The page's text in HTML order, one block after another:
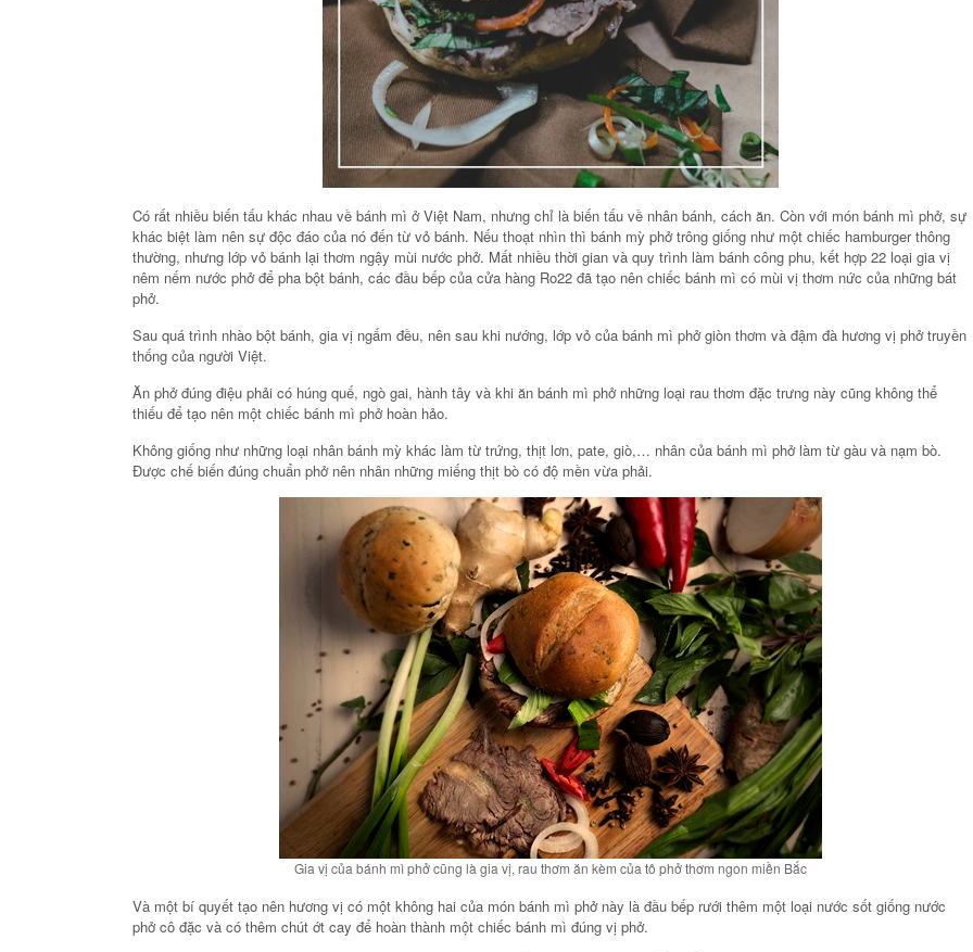
Có rất nhiều biến tấu khác nhau về bánh mì ở Việt Nam, nhưng chỉ là biến tấu về nhân bánh, cách ăn. Còn với món bánh mì phở, sự
khác biệt làm nên sự độc đáo của nó đến từ vỏ bánh. Nếu thoạt nhìn thì bánh mỳ phở trông giống như một chiếc hamburger thông
thường, nhưng lớp vỏ bánh lại thơm ngậy mùi nước phở. Mất nhiều thời gian và quy trình làm bánh công phu, kết hợp 22 loại gia vị
nêm nếm nước phở để pha bột bánh, các đầu bếp của cửa hàng Ro22 đã tạo nên chiếc bánh mì có mùi vị thơm nức của những bát
phở.
Sau quá trình nhào bột bánh, gia vị ngấm đều, nên sau khi nướng, lớp vỏ của bánh mì phở giòn thơm và đậm đà hương vị phở truyền
thống của người Việt.
Ăn phở đúng điệu phải có húng quế, ngò gai, hành tây và khi ăn bánh mì phở những loại rau thơm đặc trưng này cũng không thể
thiếu để tạo nên một chiếc bánh mì phở hoàn hảo.
Không giống như những loại nhân bánh mỳ khác làm từ trứng, thịt lơn, pate, giò,… nhân của bánh mì phở làm từ gàu và nạm bò.
Được chế biến đúng chuẩn phở nên nhân những miếng thịt bò có độ mền vừa phải.
Gia vị của bánh mì phở cũng là gia vị, rau thơm ăn kèm của tô phở thơm ngon miền Bắc
Và một bí quyết tạo nên hương vị có một không hai của món bánh mì phở này là đầu bếp rưới thêm một loại nước sốt giống nước
phở cô đặc và có thêm chút ớt cay để hoàn thành một chiếc bánh mì đúng vị phở.